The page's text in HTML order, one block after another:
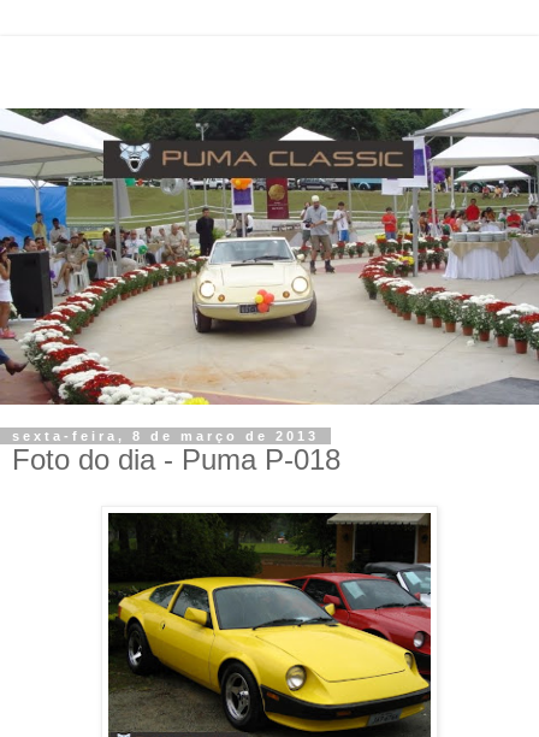
sexta-feira, 8 de março de 2013
Foto do dia - Puma P-018